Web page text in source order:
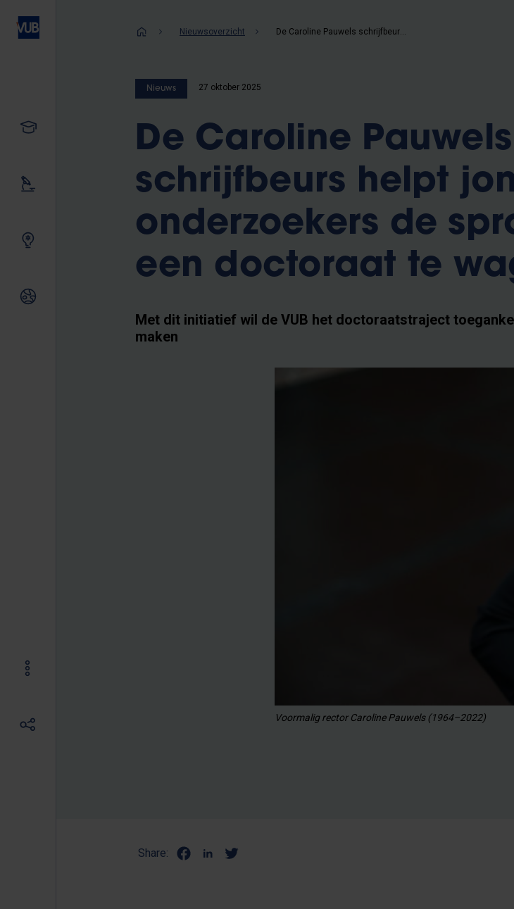
Ons onderzoek
Kruimelpad
Nieuwsoverzicht
Nieuws 27 oktober 2025
De Caroline Pauwels
schrijfbeurs helpt
onderzoekers de
een doctoraat te
Met dit initiatief wil de VUB het doctoraatstraject
maken
Voormalig rector Caroline Pauwels (1964–2022)
Share: